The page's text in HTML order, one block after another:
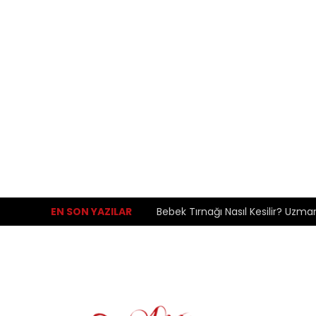
EN SON YAZILAR Bebek Tırnağı Nasıl Kesilir?